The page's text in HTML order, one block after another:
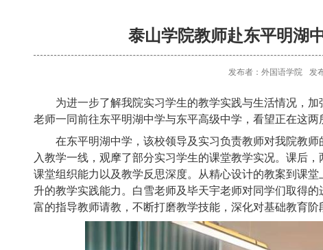
泰山学院教师赴东平明湖
发布者：外国语学院 发
为进一步了解我院实习学生的教学实践与生活情况，
老师一同前往东平明湖中学与东平高级中学，看望正在这
在东平明湖中学，该校领导及实习负责教师对我院教师
入教学一线，观摩了部分实习学生的课堂教学实况。课后
课堂组织能力以及教学反思深度。从精心设计的教案到课
升的教学实践能力。 白雪老师及毕天宇老师对同学们取得
富的指导教师请教，不断打磨教学技能，深化对基础教育阶